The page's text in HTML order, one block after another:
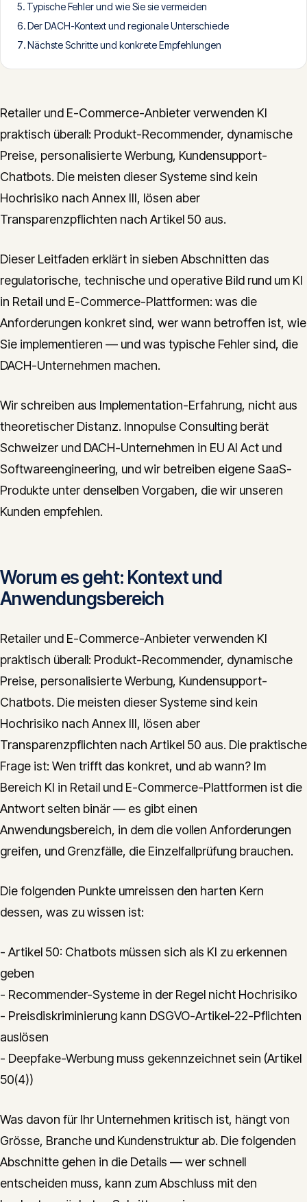
info@innopulse.io
Typische Fehler und wie Sie sie vermeiden
Der DACH-Kontext und regionale Unterschiede
Nächste Schritte und konkrete Empfehlungen
Retailer und E-Commerce-Anbieter verwenden KI
praktisch überall: Produkt-Recommender, dynamische
Preise, personalisierte Werbung, Kundensupport-
Chatbots. Die meisten dieser Systeme sind kein
Hochrisiko nach Annex III, lösen aber
Transparenzpflichten nach Artikel 50 aus.
Dieser Leitfaden erklärt in sieben Abschnitten das
regulatorische, technische und operative Bild rund um KI
in Retail und E-Commerce-Plattformen: was die
Anforderungen konkret sind, wer wann betroffen ist, wie
Sie implementieren — und was typische Fehler sind, die
DACH-Unternehmen machen.
Wir schreiben aus Implementation-Erfahrung, nicht aus
theoretischer Distanz. Innopulse Consulting berät
Schweizer und DACH-Unternehmen in EU AI Act und
Softwareengineering, und wir betreiben eigene SaaS-
Produkte unter denselben Vorgaben, die wir unseren
Kunden empfehlen.
Worum es geht: Kontext und
Anwendungsbereich
Retailer und E-Commerce-Anbieter verwenden KI
praktisch überall: Produkt-Recommender, dynamische
Preise, personalisierte Werbung, Kundensupport-
Chatbots. Die meisten dieser Systeme sind kein
Hochrisiko nach Annex III, lösen aber
Transparenzpflichten nach Artikel 50 aus. Die praktische
Frage ist: Wen trifft das konkret, und ab wann? Im
Bereich KI in Retail und E-Commerce-Plattformen ist die
Antwort selten binär — es gibt einen
Anwendungsbereich, in dem die vollen Anforderungen
greifen, und Grenzfälle, die Einzelfallprüfung brauchen.
Die folgenden Punkte umreissen den harten Kern
dessen, was zu wissen ist:
- Artikel 50: Chatbots müssen sich als KI zu erkennen
geben
- Recommender-Systeme in der Regel nicht Hochrisiko
- Preisdiskriminierung kann DSGVO-Artikel-22-Pflichten
auslösen
- Deepfake-Werbung muss gekennzeichnet sein (Artikel
50(4))
Was davon für Ihr Unternehmen kritisch ist, hängt von
Grösse, Branche und Kundenstruktur ab. Die folgenden
Abschnitte gehen in die Details — wer schnell
entscheiden muss, kann zum Abschluss mit den